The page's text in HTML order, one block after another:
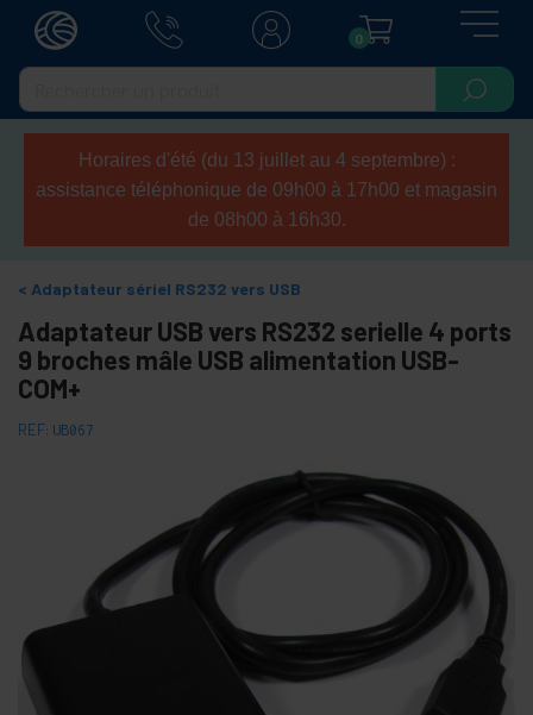
0
Horaires d'été (du 13 juillet au 4 septembre) :
assistance téléphonique de 09h00 à 17h00 et magasin
de 08h00 à 16h30.
Adaptateur sériel RS232 vers USB
Adaptateur USB vers RS232 serielle 4 ports
9 broches mâle USB alimentation USB-
COM+
REF: UB067